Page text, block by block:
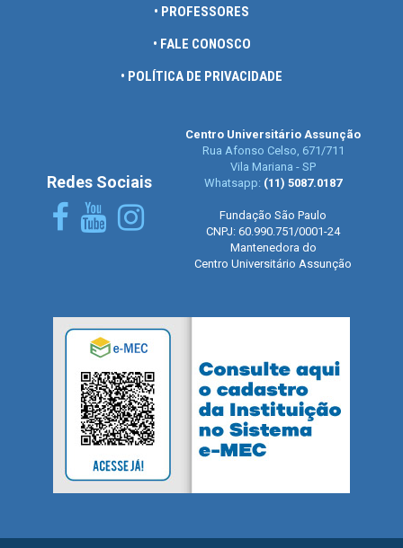
• PROFESSORES
• FALE CONOSCO
• POLÍTICA DE PRIVACIDADE
Redes Sociais
Centro Universitário Assunção
Rua Afonso Celso, 671/711
Vila Mariana - SP
Whatsapp: (11) 5087.0187
Fundação São Paulo
CNPJ: 60.990.751/0001-24
Mantenedora do
Centro Universitário Assunção